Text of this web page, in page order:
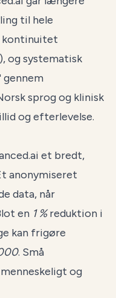
til hele
kontinuitet
og systematisk
gennem
sprog og klinisk
og efterlevelse.
et bredt,
anonymiseret
data, når
en 1 %reduktion i
kan frigøre
. Små
og